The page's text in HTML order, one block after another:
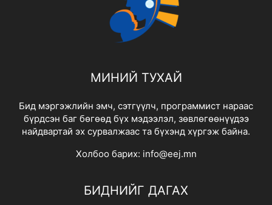
МИНИЙ ТУХАЙ
Бид мэргэжлийн эмч, сэтгүүлч, программист нараас
бүрдсэн баг бөгөөд бүх мэдээлэл, зөвлөгөөнүүдээ
найдвартай эх сурвалжаас та бүхэнд хүргэж байна.
Холбоо барих: info@eej.mn
БИДНИЙГ ДАГАХ